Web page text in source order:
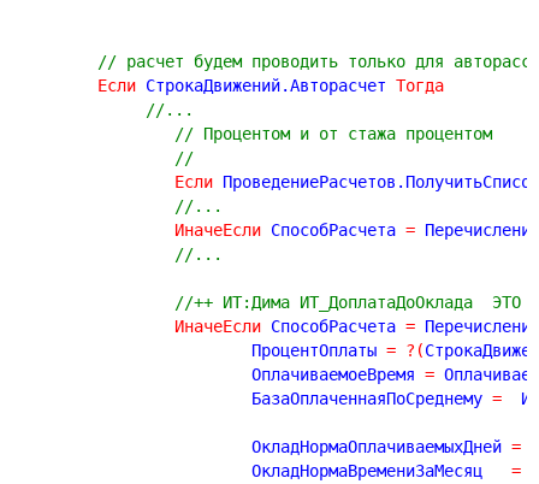
// расчет будем проводить только для
Если СтрокаДвижений.Авторасчет Тогда
//...
// Процентом и от стажа процентом
Если
//...
ИначеЕсли СпособРасчета =
//...
//++ ИТ:Дима ИТ_ДоплатаДоОклада  ЭТО
ИначеЕсли СпособРасчета =
			ПроцентОплаты
= ? (
			ОплачиваемоеВремя
=
			БазаОплаченнаяПоСреднему
=
			ОкладНормаОплачиваемыхДней
=
			ОкладНормаВремениЗаМесяц
=